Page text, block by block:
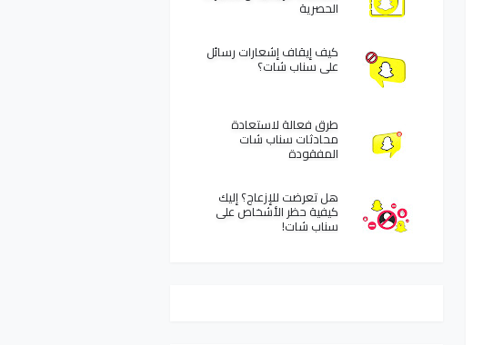
الحصرية
كيف إيقاف إشعارات رسائل
على سناب شات؟
طرق فعالة لاستعادة
محادثات سناب شات
المفقودة
هل تعرضت للإزعاج؟ إليك
كيفية حظر الأشخاص على
سناب شات!